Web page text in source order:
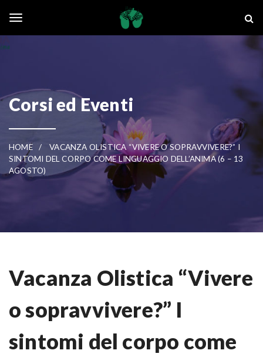
Corsi ed Eventi
HOME
VACANZA OLISTICA “VIVERE O SOPRAVVIVERE?” I
SINTOMI DEL CORPO COME LINGUAGGIO DELL’ANIMA (6 – 13
AGOSTO)
Vacanza Olistica “Vivere
o sopravvivere?” I
sintomi del corpo come